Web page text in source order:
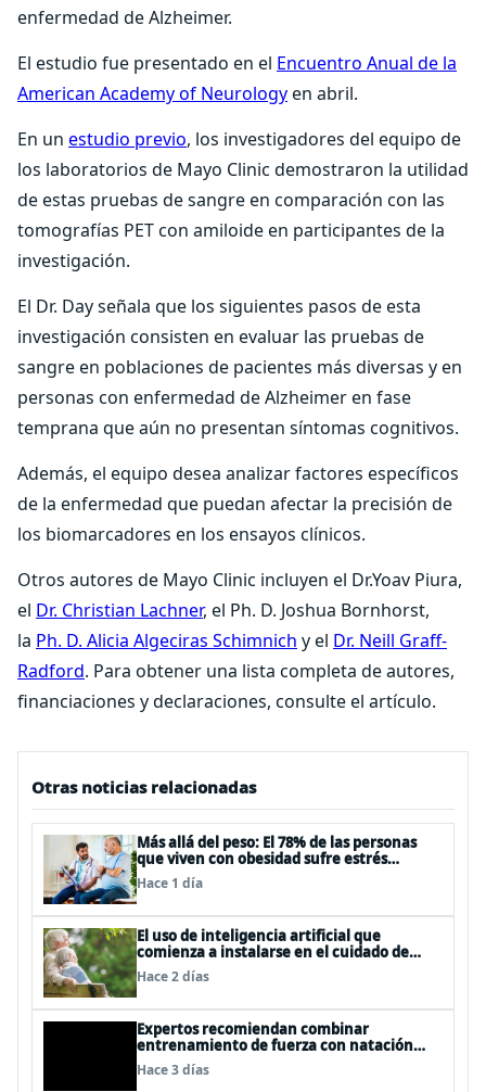
enfermedad de Alzheimer.
El estudio fue presentado en el Encuentro Anual de la
American Academy of Neurologyen abril.
En un estudio previo, los investigadores del equipo de
los laboratorios de Mayo Clinic demostraron la utilidad
de estas pruebas de sangre en comparación con las
tomografías PET con amiloide en participantes de la
investigación.
El Dr. Day señala que los siguientes pasos de esta
investigación consisten en evaluar las pruebas de
sangre en poblaciones de pacientes más diversas y en
personas con enfermedad de Alzheimer en fase
temprana que aún no presentan síntomas cognitivos.
Además, el equipo desea analizar factores específicos
de la enfermedad que puedan afectar la precisión de
los biomarcadores en los ensayos clínicos.
Otros autores de Mayo Clinic incluyen el Dr.Yoav Piura,
el Dr. Christian Lachner, el Ph. D. Joshua Bornhorst,
la Ph. D. Alicia Algeciras Schimnich y el Dr. Neill Graff-
Radford. Para obtener una lista completa de autores,
financiaciones y declaraciones, consulte el artículo.
Otras noticias relacionadas
Más allá del peso: El 78% de las personas
que viven con obesidad sufre estrés
postraumático debido al estigma
Hace 1 día
El uso de inteligencia artificial que
comienza a instalarse en el cuidado de
personas mayores
Hace 2 días
Expertos recomiendan combinar
entrenamiento de fuerza con natación
para fortalecer la salud
Hace 3 días